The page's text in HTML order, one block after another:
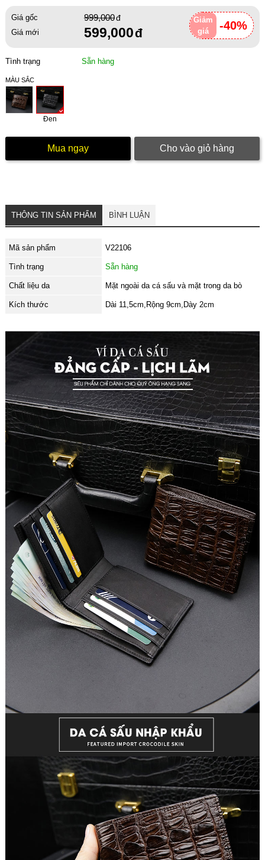
Giảm
giá
-40%
Giá gốc 999,000
Giá mới 599,000
Tình trạng Sẵn hàng
MÀU SẮC
Đen
Mua ngay Cho vào giỏ hàng
THÔNG TIN SẢN PHẨM BÌNH LUẬN
Mã sản phẩm V22106
Tình trạng Sẵn hàng
Chất liệu da Mặt ngoài da cá sấu và mặt trong da bò
Kích thước Dài 11,5cm,Rộng 9cm,Dày 2cm